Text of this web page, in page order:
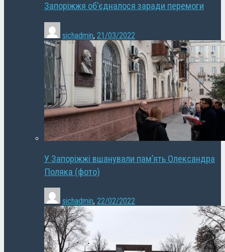
Запоріжжя об’єдналося заради перемоги
sichadmin, 21/03/2022
У Запоріжжі вшанували пам’ять Олександра
Поляка (фото)
sichadmin, 22/02/2022